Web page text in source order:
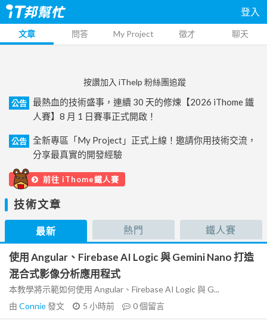
登入
文章 問答 My Project 徵才 聊天
按讚加入 iThelp 粉絲團追蹤
公告
最熱血的技術盛事，連續 30 天的修煉【2026 iThome 鐵
人賽】8 月 1 日賽事正式開啟！
公告
全新專區「My Project」正式上線！邀請你用技術交流，
分享最真實的開發經驗
前往 iThome鐵人賽
技術文章
最新 熱門 鐵人賽
使用 Angular、Firebase AI Logic 與 Gemini Nano 打造
混合式影像分析應用程式
本教學將示範如何使用 Angular、Firebase AI Logic 與 G...
由 Connie發文 5 小時前 0個留言